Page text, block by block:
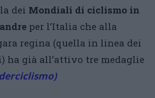
dei Mondiali di ciclismo in
per l’Italia che alla
regina (quella in linea dei
ha già all’attivo tre medaglie